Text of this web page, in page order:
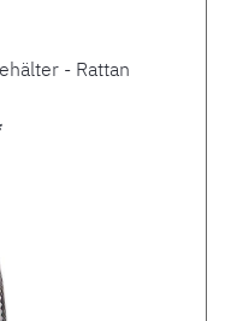
- Rattan